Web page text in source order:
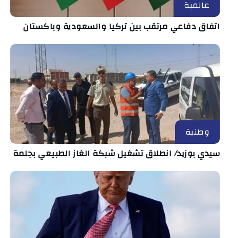
عالمية
اتفاق دفاعي مرتقب بين تركيا والسعودية وباكستان
وطنية
سيدي بوزيد/ انطلاق تشغيل شبكة الغاز الطبيعي بجلمة